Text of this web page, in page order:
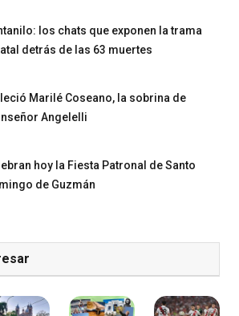
los chats que exponen la trama
detrás de las 63 muertes
Marilé Coseano, la sobrina de
Angelelli
hoy la Fiesta Patronal de Santo
de Guzmán